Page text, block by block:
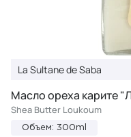
La Sultane de Saba
Масло ореха карите
Shea Butter Loukoum
Объем: 300ml